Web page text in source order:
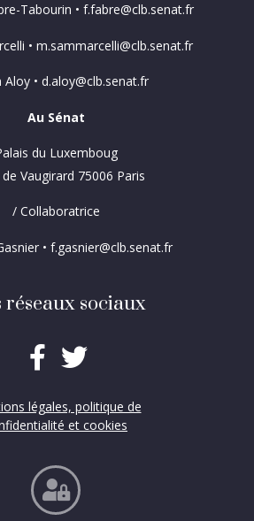
Tabourin • f.fabre@clb.senat.fr
• m.sammarcelli@clb.senat.fr
Aloy • d.aloy@clb.senat.fr
Au Sénat
du Luxemboug
Vaugirard 75006 Paris
/ Collaboratrice
• f.gasnier@clb.senat.fr
réseaux sociaux
légales, politique de
et cookies